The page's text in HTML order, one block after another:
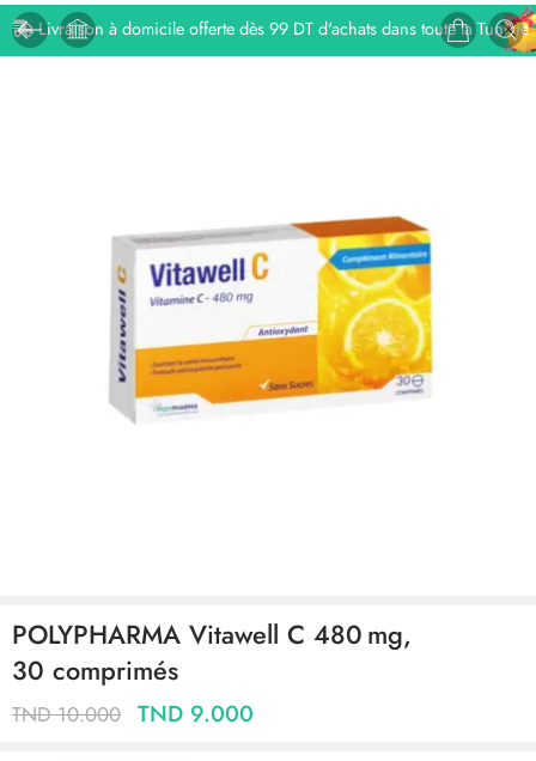
Livraison à domicile offerte dès 99 DT d'achats dans toute la Tunisie
POLYPHARMA Vitawell C 480 mg,
30 comprimés
TND10.000 TND 9.000